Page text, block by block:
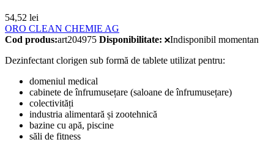
54,52 lei
ORO CLEAN CHEMIE AG
Cod produs:art204975 Disponibilitate:
Indisponibil momentan
Dezinfectant clorigen sub formă de tablete utilizat pentru:
domeniul medical
cabinete de înfrumusețare (saloane de înfrumusețare)
colectivități
industria alimentară și zootehnică
bazine cu apă, piscine
săli de fitness